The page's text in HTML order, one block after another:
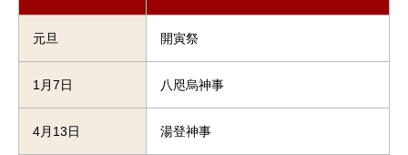
元旦 開寅祭
1月7日 八咫烏神事
4月13日 湯登神事